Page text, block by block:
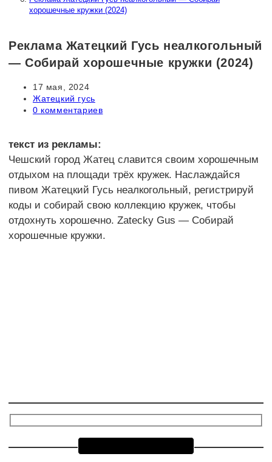
хорошечные кружки (2024)
Реклама Жатецкий Гусь неалкогольный
— Собирай хорошечные кружки (2024)
Запись
опубликована:
17 мая, 2024
Рубрика
записи:
Жатецкий гусь
Комментарии
0 комментариев
текст из рекламы:
Чешский город Жатец славится своим хорошечным
отдыхом на площади трёх кружек. Наслаждайся
пивом Жатецкий Гусь неалкогольный, регистрируй
коды и собирай свою коллекцию кружек, чтобы
отдохнуть хорошечно. Zatecky Gus — Собирай
хорошечные кружки.